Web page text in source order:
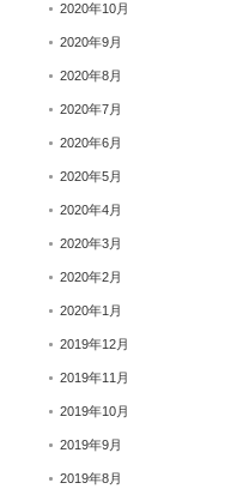
2020年10月
2020年9月
2020年8月
2020年7月
2020年6月
2020年5月
2020年4月
2020年3月
2020年2月
2020年1月
2019年12月
2019年11月
2019年10月
2019年9月
2019年8月